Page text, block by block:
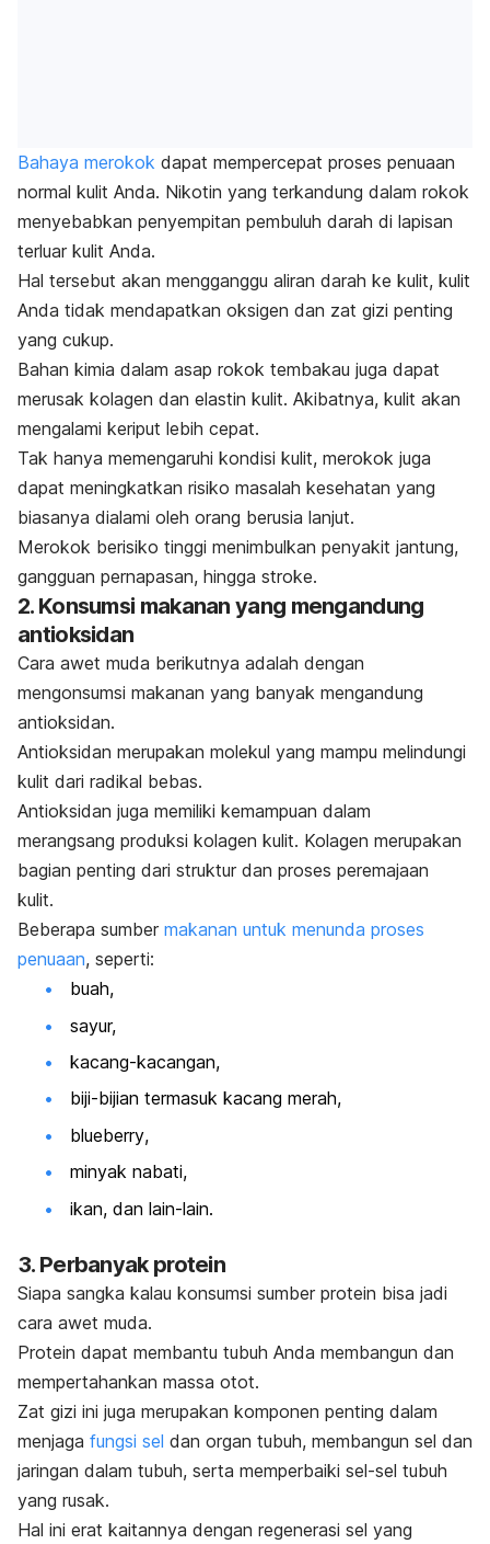
Bahaya merokok dapat mempercepat proses penuaan
normal kulit Anda. Nikotin yang terkandung dalam rokok
menyebabkan penyempitan pembuluh darah di lapisan
terluar kulit Anda.
Hal tersebut akan mengganggu aliran darah ke kulit, kulit
Anda tidak mendapatkan oksigen dan zat gizi penting
yang cukup.
Bahan kimia dalam asap rokok tembakau juga dapat
merusak kolagen dan elastin kulit. Akibatnya, kulit akan
mengalami keriput lebih cepat.
Tak hanya memengaruhi kondisi kulit, merokok juga
dapat meningkatkan risiko masalah kesehatan yang
biasanya dialami oleh orang berusia lanjut.
Merokok berisiko tinggi menimbulkan penyakit jantung,
gangguan pernapasan, hingga stroke.
2. Konsumsi makanan yang mengandung
antioksidan
Cara awet muda berikutnya adalah dengan
mengonsumsi makanan yang banyak mengandung
antioksidan.
Antioksidan merupakan molekul yang mampu melindungi
kulit dari radikal bebas.
Antioksidan juga memiliki kemampuan dalam
merangsang produksi kolagen kulit. Kolagen merupakan
bagian penting dari struktur dan proses peremajaan
kulit.
Beberapa sumber makanan untuk menunda proses
penuaan, seperti:
buah,
sayur,
kacang-kacangan,
biji-bijian termasuk kacang merah,
blueberry,
minyak nabati,
ikan, dan lain-lain.
3. Perbanyak protein
Siapa sangka kalau konsumsi sumber protein bisa jadi
cara awet muda.
Protein dapat membantu tubuh Anda membangun dan
mempertahankan massa otot.
Zat gizi ini juga merupakan komponen penting dalam
menjaga fungsi sel dan organ tubuh, membangun sel dan
jaringan dalam tubuh, serta memperbaiki sel-sel tubuh
yang rusak.
Hal ini erat kaitannya dengan regenerasi sel yang